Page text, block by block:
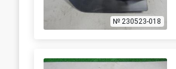
№ 230523-018